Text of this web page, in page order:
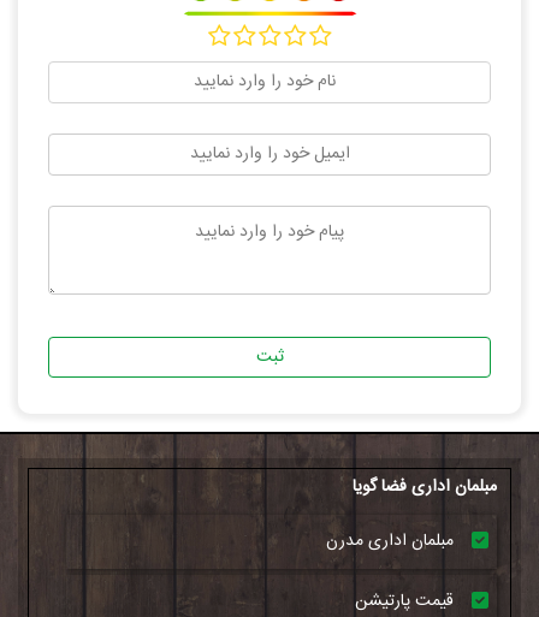
ثبت
مبلمان اداری فضا گویا
مبلمان اداری مدرن
قیمت پارتیشن